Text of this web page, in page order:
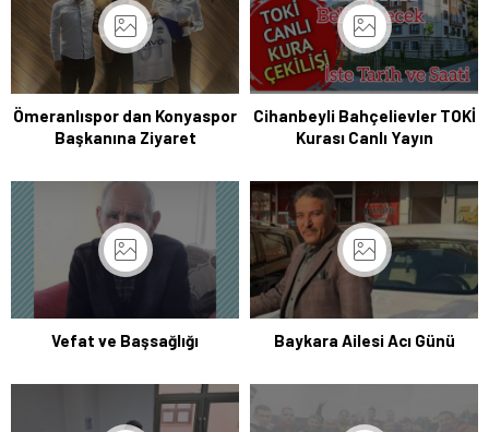
Ömeranlıspor dan Konyaspor
Başkanına Ziyaret
Cihanbeyli Bahçelievler TOKİ
Kurası Canlı Yayın
Vefat ve Başsağlığı Baykara Ailesi Acı Günü